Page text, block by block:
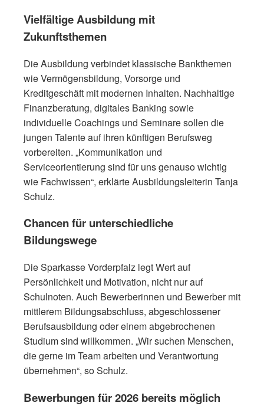
Vielfältige Ausbildung mit
Zukunftsthemen
Die Ausbildung verbindet klassische Bankthemen
wie Vermögensbildung, Vorsorge und
Kreditgeschäft mit modernen Inhalten. Nachhaltige
Finanzberatung, digitales Banking sowie
individuelle Coachings und Seminare sollen die
jungen Talente auf ihren künftigen Berufsweg
vorbereiten. „Kommunikation und
Serviceorientierung sind für uns genauso wichtig
wie Fachwissen“, erklärte Ausbildungsleiterin Tanja
Schulz.
Chancen für unterschiedliche
Bildungswege
Die Sparkasse Vorderpfalz legt Wert auf
Persönlichkeit und Motivation, nicht nur auf
Schulnoten. Auch Bewerberinnen und Bewerber mit
mittlerem Bildungsabschluss, abgeschlossener
Berufsausbildung oder einem abgebrochenen
Studium sind willkommen. „Wir suchen Menschen,
die gerne im Team arbeiten und Verantwortung
übernehmen“, so Schulz.
Bewerbungen für 2026 bereits möglich